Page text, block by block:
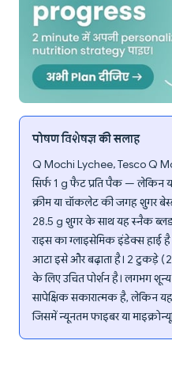
पोषण विशेषज्ञ की सलाह
Q Mochi Lychee, Tesco Q
सिर्फ 1 g फैट प्रति पैक — लेकिन
क्रीम या चॉकलेट की जगह शुगर
28.5 g शुगर के साथ यह स्नैक ब्लड
राइस का ग्लाइसेमिक इंडेक्स हाई
आटा इसे और बढ़ाता है। 2 टुकड़े
के लिए उचित पोर्शन है। लगभग
सापेक्षिक सकारात्मक है, लेकिन यह
जिसमें न्यूनतम फाइबर या